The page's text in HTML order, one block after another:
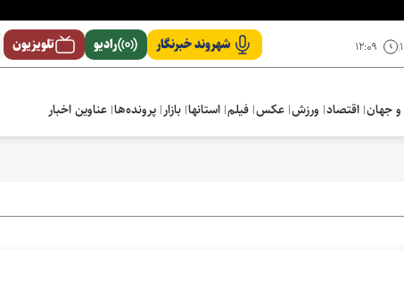
۱۲:۰۹ شهروند خبرنگار رادیو تلویزیون
جهان اقتصاد ورزش عکس فیلم استانها بازار پرونده‌ها عناوین اخبار